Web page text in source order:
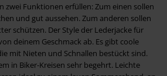
zwei Funktionen erfüllen: Zum einen sollen
und gut aussehen. Zum anderen sollen
schützen. Der Style der Lederjacke für
deinem Geschmack ab. Es gibt coole
mit Nieten und Schnallen bestückt sind.
in Biker-Kreisen sehr begehrt. Leichte